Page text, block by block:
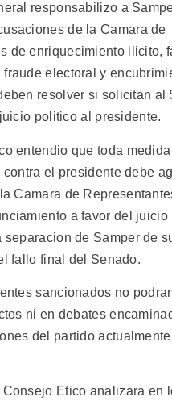
responsabilizo a
de la Camara de
de enriquecimiento ilicito,
fraude electoral y
resolver si solicitan al
politico al presidente.
entendio que toda medida
contra el presidente debe
Camara de
a favor del juicio
separacion de Samper de
fallo final del Senado.
sancionados no
ni en debates
del partido actualmente
Etico analizara en